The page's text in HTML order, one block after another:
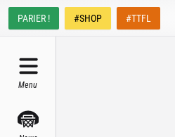
PARIER ! #SHOP #TTFL
Menu